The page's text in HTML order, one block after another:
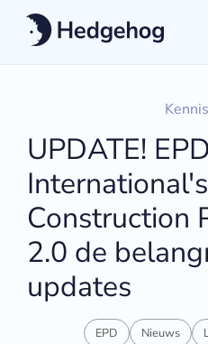
UPDATE! EPD
International's
Construction
2.0 de
updates
EPD Nieuws